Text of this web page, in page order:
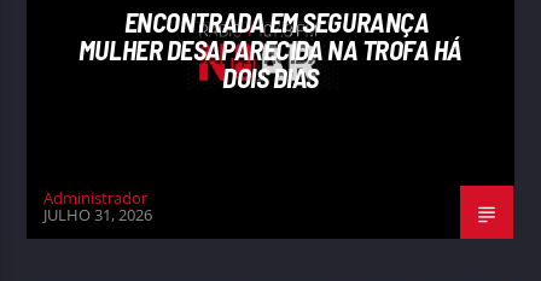
ENCONTRADA EM SEGURANÇA
MULHER DESAPARECIDA NA TROFA HÁ
DOIS DIAS
Administrador
JULHO 31, 2026